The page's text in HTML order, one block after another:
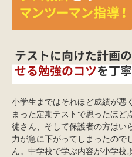
テストに向けた計画の
せる勉強のコツを丁
小学生まではそれほど成績が悪
まった定期テストで思ったほど
徒さん、そして保護者の方はい
力が急に下がってしまったので
ん。中学校で学ぶ内容が小学校